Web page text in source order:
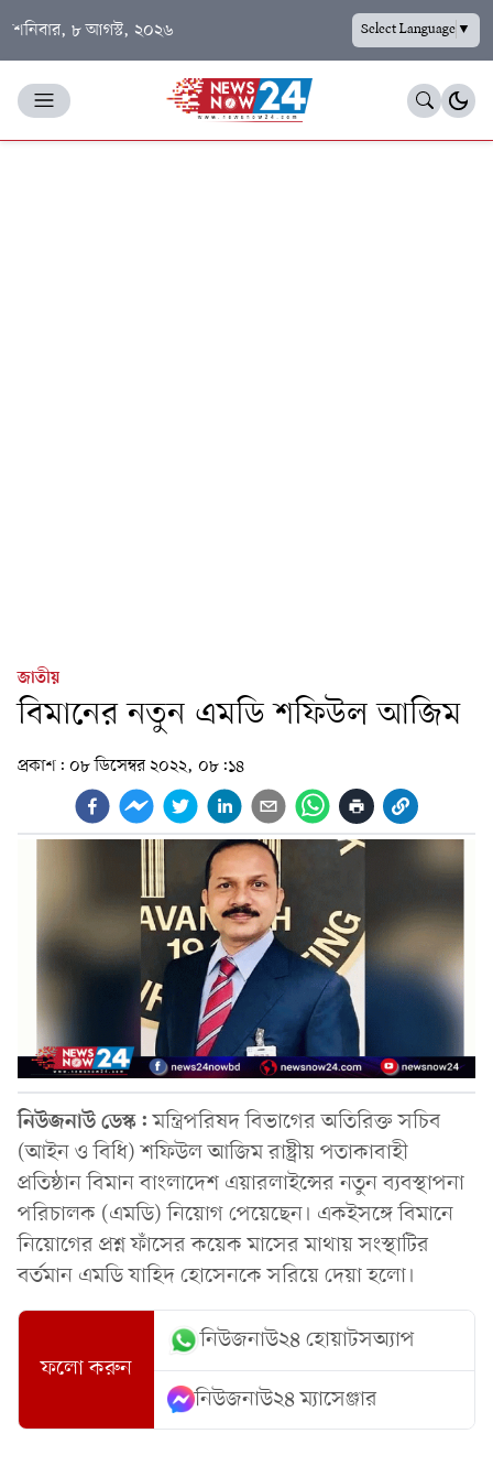
শনিবার, ৮ আগস্ট, ২০২৬ Select Language▼
জাতীয়
বিমানের নতুন এমডি শফিউল আজিম
প্রকাশ: ০৮ ডিসেম্বর ২০২২, ০৮:১৪
নিউজনাউ ডেস্ক:মন্ত্রিপরিষদ বিভাগের অতিরিক্ত সচিব
(আইন ও বিধি) শফিউল আজিম রাষ্ট্রীয় পতাকাবাহী
প্রতিষ্ঠান বিমান বাংলাদেশ এয়ারলাইন্সের নতুন ব্যবস্থাপনা
পরিচালক (এমডি) নিয়োগ পেয়েছেন। একইসঙ্গে বিমানে
নিয়োগের প্রশ্ন ফাঁসের কয়েক মাসের মাথায় সংস্থাটির
বর্তমান এমডি যাহিদ হোসেনকে সরিয়ে দেয়া হলো।
ফলো করুন
নিউজনাউ২৪ হোয়াটসঅ্যাপ
নিউজনাউ২৪ ম্যাসেঞ্জার